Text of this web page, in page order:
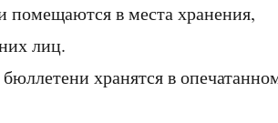
помещаются в места хранения,
лиц.
хранятся в